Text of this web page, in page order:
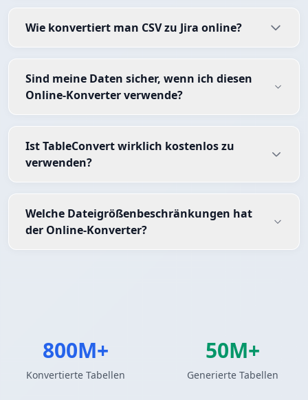
Wie konvertiert man CSV zu Jira online?
Sind meine Daten sicher, wenn ich diesen
Online-Konverter verwende?
Ist TableConvert wirklich kostenlos zu
verwenden?
Welche Dateigrößenbeschränkungen hat
der Online-Konverter?
800M+
Konvertierte Tabellen
50M+
Generierte Tabellen